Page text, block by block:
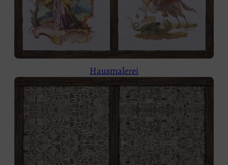
Hausmalerei